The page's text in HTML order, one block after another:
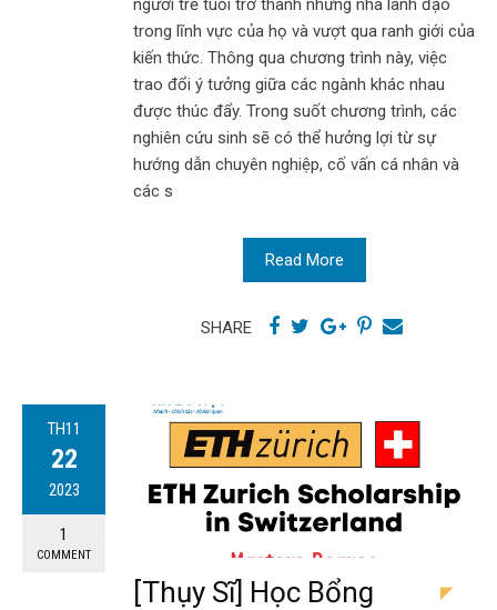
người trẻ tuổi trở thành những nhà lãnh đạo
trong lĩnh vực của họ và vượt qua ranh giới của
kiến ​​thức. Thông qua chương trình này, việc
trao đổi ý tưởng giữa các ngành khác nhau
được thúc đẩy. Trong suốt chương trình, các
nghiên cứu sinh sẽ có thể hưởng lợi từ sự
hướng dẫn chuyên nghiệp, cố vấn cá nhân và
các s
Read More
SHARE
TH11
22
2023
1
COMMENT
[Thụy Sĩ] Học Bổng